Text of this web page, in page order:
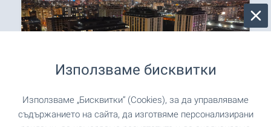
Използваме бисквитки
Използваме „Бисквитки“ (Cookies), за да управляваме
съдържанието на сайта, да изготвяме персонализирани